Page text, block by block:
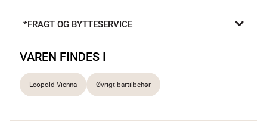
Præcis dosering
*FRAGT OG BYTTESERVICE
VAREN FINDES I
Leopold Vienna Øvrigt bartilbehør